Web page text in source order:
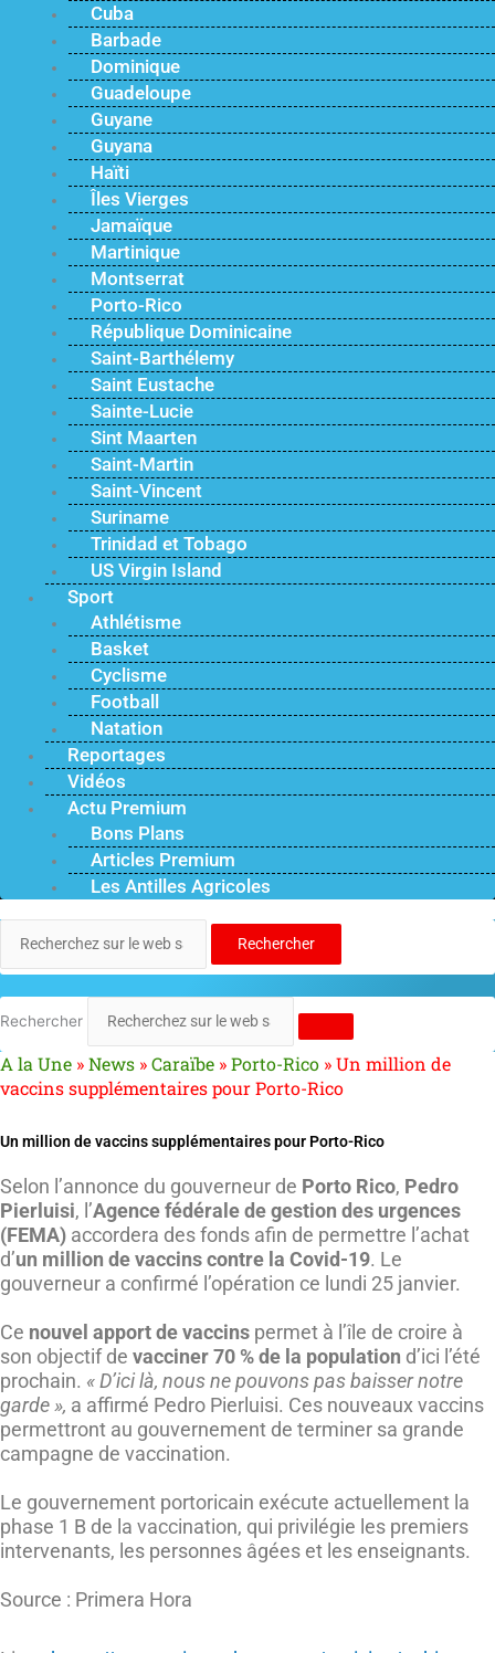
Cuba
Barbade
Dominique
Guadeloupe
Guyane
Guyana
Haïti
Îles Vierges
Jamaïque
Martinique
Montserrat
Porto-Rico
République Dominicaine
Saint-Barthélemy
Saint Eustache
Sainte-Lucie
Sint Maarten
Saint-Martin
Saint-Vincent
Suriname
Trinidad et Tobago
US Virgin Island
Sport
Athlétisme
Basket
Cyclisme
Football
Natation
Reportages
Vidéos
Actu Premium
Bons Plans
Articles Premium
Les Antilles Agricoles
Rechercher
Rechercher
A la Une »News »Caraïbe »Porto-Rico »Un million de
vaccins supplémentaires pour Porto-Rico
Un million de vaccins supplémentaires pour Porto-Rico
Selon l’annonce du gouverneur de Porto Rico, Pedro
Pierluisi, l’Agence fédérale de gestion des urgences
(FEMA) accordera des fonds afin de permettre l’achat
d’un million de vaccins contre la Covid-19. Le
gouverneur a confirmé l’opération ce lundi 25 janvier.
Ce nouvel apport de vaccins permet à l’île de croire à
son objectif de vacciner 70 % de la population d’ici l’été
prochain. « D’ici là, nous ne pouvons pas baisser notre
garde », a affirmé Pedro Pierluisi. Ces nouveaux vaccins
permettront au gouvernement de terminer sa grande
campagne de vaccination.
Le gouvernement portoricain exécute actuellement la
phase 1 B de la vaccination, qui privilégie les premiers
intervenants, les personnes âgées et les enseignants.
Source : Primera Hora